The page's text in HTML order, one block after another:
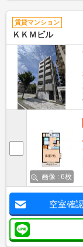
賃貸マンション
ＫＫＭビル
画像 : 6枚
空室確